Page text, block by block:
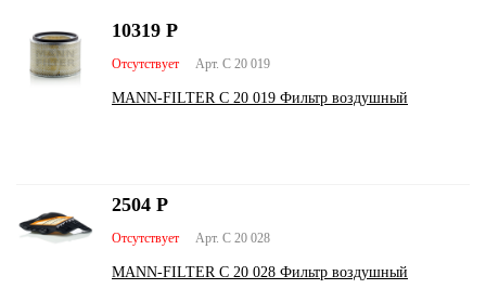
Арт. C 20 019
Отсутствует
MANN-FILTER C 20 019 Фильтр воздушный
10319 Р
Арт. C 20 028
Отсутствует
MANN-FILTER C 20 028 Фильтр воздушный
2504 Р